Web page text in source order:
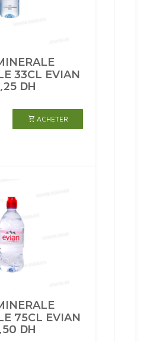
33CL EVIAN
DH
ACHETER
75CL EVIAN
DH